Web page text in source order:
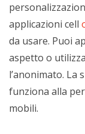
applicazioni cell
da usare. Puoi
aspetto o
l’anonimato. La
funziona alla
mobili.